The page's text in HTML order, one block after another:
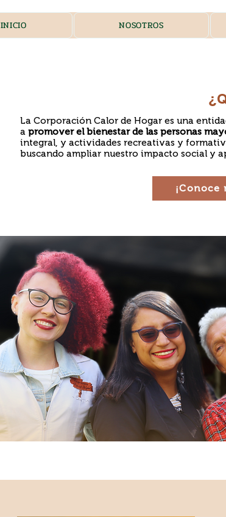
INICIO NOSOTROS
La Corporación Calor de Hogar es una
a promover el bienestar de las personas
integral, y actividades recreativas y
buscando ampliar nuestro impacto social y
¡Conoce